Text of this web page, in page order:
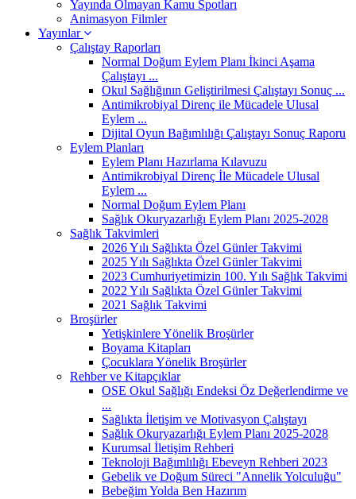
Yayında Olmayan Kamu Spotları
Animasyon Filmler
Yayınlar
Çalıştay Raporları
Normal Doğum Eylem Planı İkinci Aşama
Çalıştayı ...
Okul Sağlığının Geliştirilmesi Çalıştayı Sonuç ...
Antimikrobiyal Direnç ile Mücadele Ulusal
Eylem ...
Dijital Oyun Bağımlılığı Çalıştayı Sonuç Raporu
Eylem Planları
Eylem Planı Hazırlama Kılavuzu
Antimikrobiyal Direnç İle Mücadele Ulusal
Eylem ...
Normal Doğum Eylem Planı
Sağlık Okuryazarlığı Eylem Planı 2025-2028
Sağlık Takvimleri
2026 Yılı Sağlıkta Özel Günler Takvimi
2025 Yılı Sağlıkta Özel Günler Takvimi
2023 Cumhuriyetimizin 100. Yılı Sağlık Takvimi
2022 Yılı Sağlıkta Özel Günler Takvimi
2021 Sağlık Takvimi
Broşürler
Yetişkinlere Yönelik Broşürler
Boyama Kitapları
Çocuklara Yönelik Broşürler
Rehber ve Kitapçıklar
OSE Okul Sağlığı Endeksi Öz Değerlendirme ve
...
Sağlıkta İletişim ve Motivasyon Çalıştayı
Sağlık Okuryazarlığı Eylem Planı 2025-2028
Kurumsal İletişim Rehberi
Teknoloji Bağımlılığı Ebeveyn Rehberi 2023
Gebelik ve Doğum Süreci "Annelik Yolculuğu"
Bebeğim Yolda Ben Hazırım